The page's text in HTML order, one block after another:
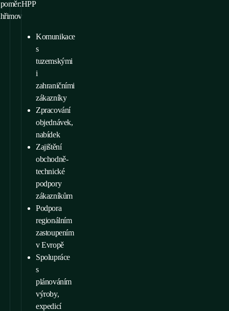
HPP
Komunikace
s
tuzemskými
i
zahraničními
zákazníky
Zpracování
objednávek,
nabídek
Zajištění
obchodně-
technické
podpory
zákazníkům
Podpora
regionálním
zastoupením
v Evropě
Spolupráce
s
plánováním
výroby,
expedicí